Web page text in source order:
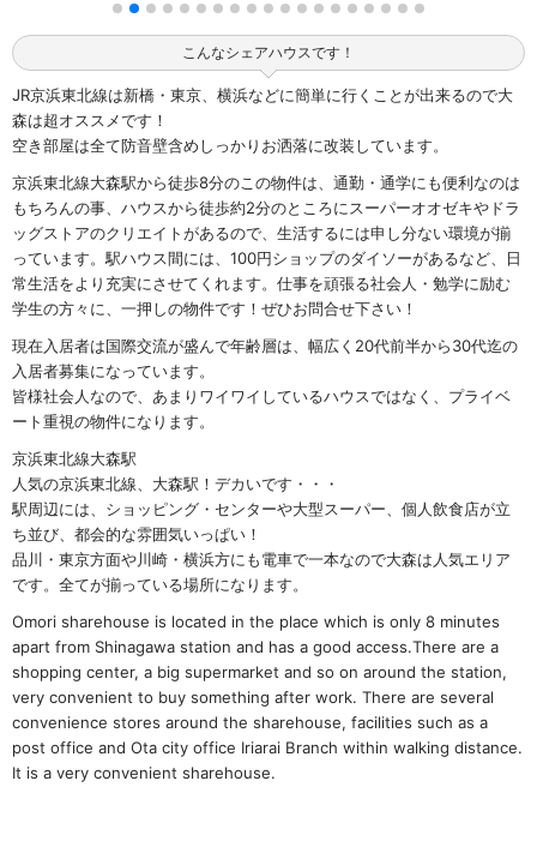
こんなシェアハウスです！
JR京浜東北線は新橋・東京、横浜などに簡単に行くことが出来るので大
森は超オススメです！
空き部屋は全て防音壁含めしっかりお洒落に改装しています。
京浜東北線大森駅から徒歩8分のこの物件は、通勤・通学にも便利なのは
もちろんの事、ハウスから徒歩約2分のところにスーパーオオゼキやドラ
ッグストアのクリエイトがあるので、生活するには申し分ない環境が揃
っています。駅ハウス間には、100円ショップのダイソーがあるなど、日
常生活をより充実にさせてくれます。仕事を頑張る社会人・勉学に励む
学生の方々に、一押しの物件です！ぜひお問合せ下さい！
現在入居者は国際交流が盛んで年齢層は、幅広く20代前半から30代迄の
入居者募集になっています。
皆様社会人なので、あまりワイワイしているハウスではなく、プライベ
ート重視の物件になります。
京浜東北線大森駅
人気の京浜東北線、大森駅！デカいです・・・
駅周辺には、ショッピング・センターや大型スーパー、個人飲食店が立
ち並び、都会的な雰囲気いっぱい！
品川・東京方面や川崎・横浜方にも電車で一本なので大森は人気エリア
です。全てが揃っている場所になります。
Omori sharehouse is located in the place which is only 8 minutes
apart from Shinagawa station and has a good access.There are a
shopping center, a big supermarket and so on around the station,
very convenient to buy something after work. There are several
convenience stores around the sharehouse, facilities such as a
post office and Ota city office Iriarai Branch within walking distance.
It is a very convenient sharehouse.